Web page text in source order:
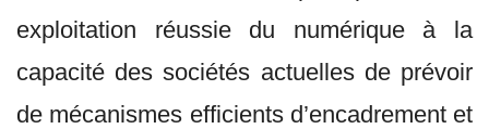
exploitation réussie du numérique à la
capacité des sociétés actuelles de prévoir
de mécanismes efficients d’encadrement et